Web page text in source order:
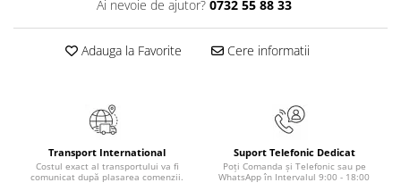
Clasa a VIII-a
Clasa pregatitoare
Limbi Straine
Povesti
Povesti ilustrate
Ai nevoie de ajutor? 0732 55 88 33
Adauga la Favorite Cere informatii
Transport International
Costul exact al transportului va fi
comunicat după plasarea comenzii.
Suport Telefonic Dedicat
Poți Comanda și Telefonic sau pe
WhatsApp în Intervalul 9:00 - 18:00